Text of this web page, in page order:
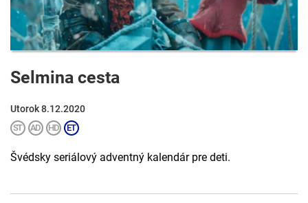
Selmina cesta
Utorok 8.12.2020
Švédsky seriálový adventný kalendár pre deti.